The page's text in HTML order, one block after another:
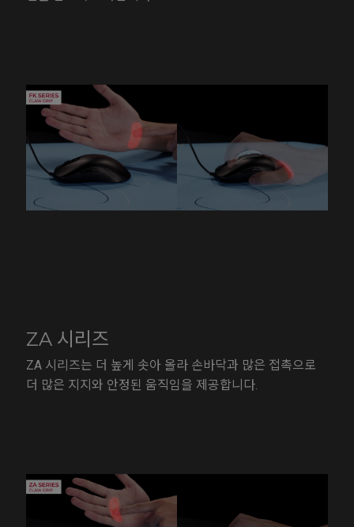
ZA 시리즈
ZA 시리즈는 더 높게 솟아 올라 손바닥과 많은 접촉으로
더 많은 지지와 안정된 움직임을 제공합니다.